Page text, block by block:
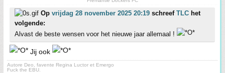
Op vrijdag 28 november 2025 20:19 schreef TLC het
volgende:
Alvast de beste wensen voor het nieuwe jaar allemaal !
Jij ook
Autore Deo, favente Regina Luctor et Emergo
Fuck the EBU.